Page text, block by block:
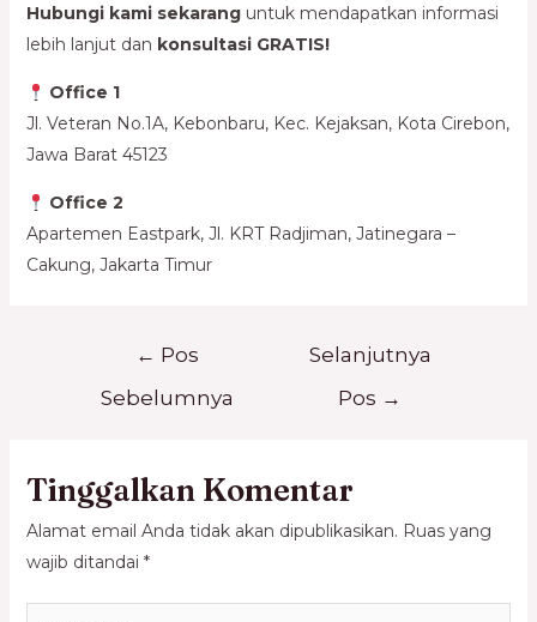
Hubungi kami sekaranguntuk mendapatkan informasi
lebih lanjut dan konsultasi GRATIS!
Office 1
Jl. Veteran No.1A, Kebonbaru, Kec. Kejaksan, Kota Cirebon,
Jawa Barat 45123
Office 2
Apartemen Eastpark, Jl. KRT Radjiman, Jatinegara –
Cakung, Jakarta Timur
← Pos
Sebelumnya
Selanjutnya
Pos →
Tinggalkan Komentar
Alamat email Anda tidak akan dipublikasikan. Ruas yang
wajib ditandai *